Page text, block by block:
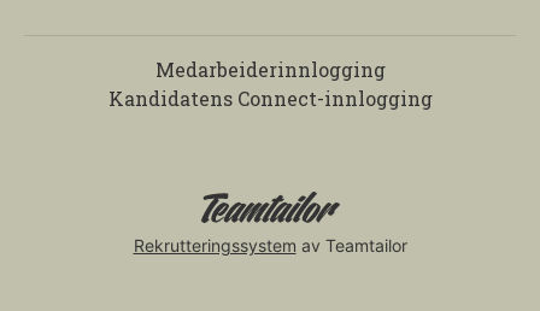
Medarbeiderinnlogging
Kandidatens Connect-innlogging
Rekrutteringssystem av Teamtailor